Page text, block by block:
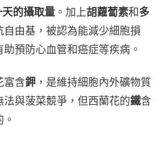
的攝取量 。加上胡蘿蔔素和多
自由基，被認為能減少細胞損
預防心血管和癌症等疾病。
富含鉀 ，是維持細胞內外礦物質
與菠菜競爭，但西蘭花的鐵含